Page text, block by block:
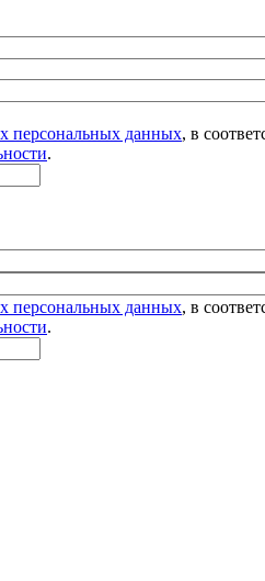
персональных данных, в
.
персональных данных, в
.